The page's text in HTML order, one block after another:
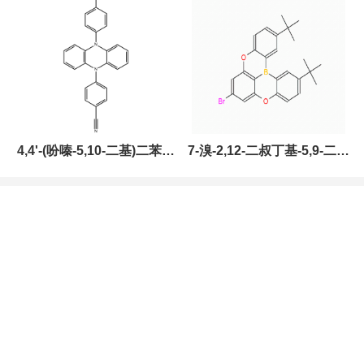
现货促销，可分装，高校研
究所 先发后付
4,4'-(吩嗪-5,10-二基)二苯甲 7-溴-2,12-二叔丁基-5,9-二氧